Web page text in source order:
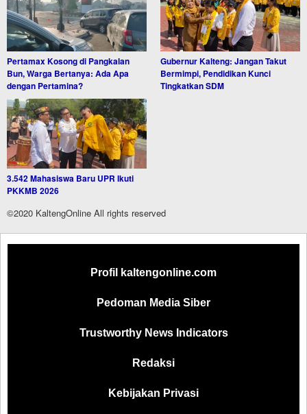
Pertamax Kosong di Pangkalan
Bun, Warga Bertanya: Ada Apa
dengan Pertamina?
Gubernur Kalteng: Jangan Takut
Bermimpi, Pendidikan Kunci
Tingkatkan SDM
3.542 Mahasiswa Baru UPR Ikuti
PKKMB 2026
©2020 KaltengOnline All rights reserved
Profil kaltengonline.com
Pedoman Media Siber
Trustworthy News Indicators
Redaksi
Kebijakan Privasi